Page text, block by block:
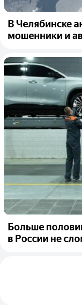
В Челябинске
мошенники и
Больше
в России не